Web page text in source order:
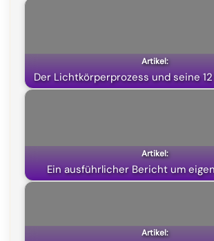
o
k
a
m
p
p
Der Lichtkörperprozess und seine
Ein ausführlicher Bericht um